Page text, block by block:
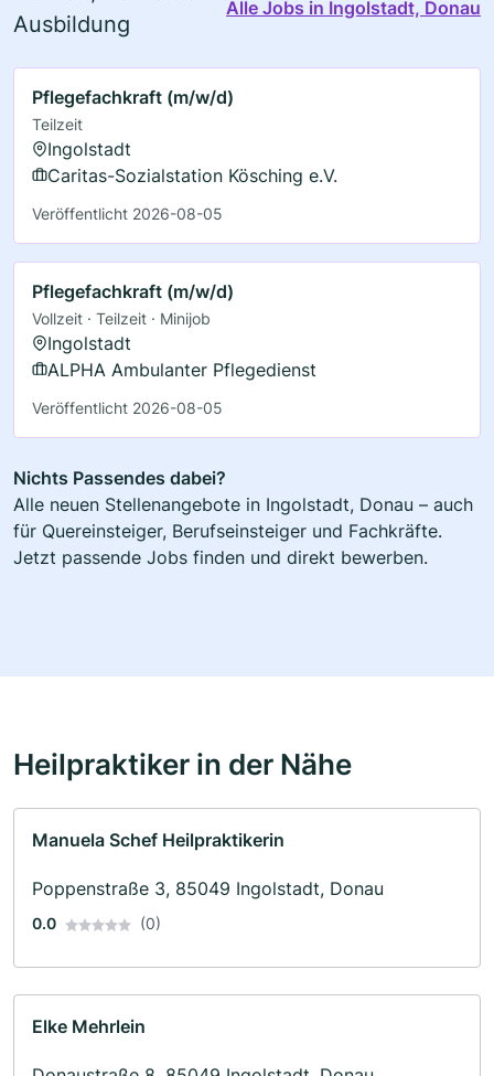
Ausbildung
Alle Jobs in Ingolstadt, Donau
Pflegefachkraft (m/w/d)
Teilzeit
Ingolstadt
Caritas-Sozialstation Kösching e.V.
Veröffentlicht 2026-08-05
Pflegefachkraft (m/w/d)
Vollzeit · Teilzeit · Minijob
Ingolstadt
ALPHA Ambulanter Pflegedienst
Veröffentlicht 2026-08-05
Nichts Passendes dabei?
Alle neuen Stellenangebote in Ingolstadt, Donau – auch
für Quereinsteiger, Berufseinsteiger und Fachkräfte.
Jetzt passende Jobs finden und direkt bewerben.
Heilpraktiker in der Nähe
Manuela Schef Heilpraktikerin
Poppenstraße 3, 85049 Ingolstadt, Donau
0.0 (0)
Elke Mehrlein